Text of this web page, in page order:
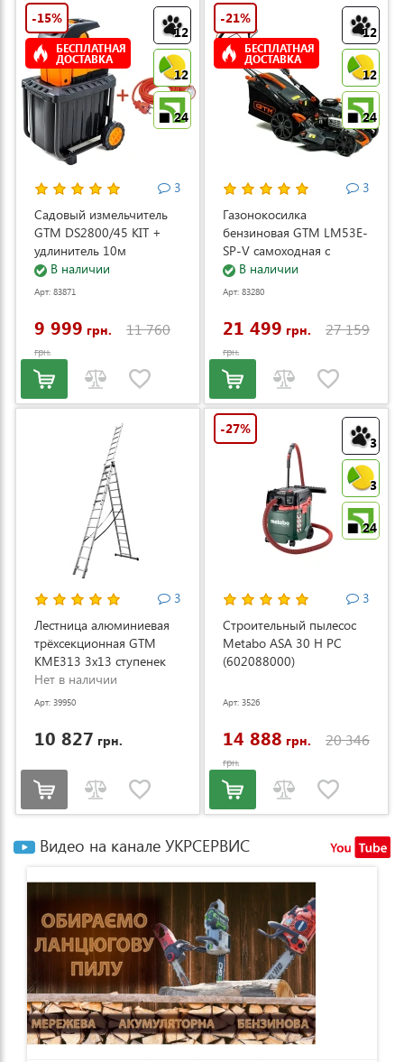
12
12
24
-15%
БЕСПЛАТНАЯ
ДОСТАВКА
3
Садовый измельчитель
GTM DS2800/45 KIT +
удлинитель 10м
(DS2800/45_KIT+ext.cord)
В наличии
Арт: 83871
9 999 грн. 11 760
грн.
12
12
24
-21%
БЕСПЛАТНАЯ
ДОСТАВКА
3
Газонокосилка
бензиновая GTM LM53E-
SP-V самоходная с
электростартером и
регулировкой скорости
В наличии
Арт: 83280
21 499 грн. 27 159
грн.
3
Лестница алюминиевая
трёхсекционная GTM
KME313 3x13 ступенек
3.53-8.93м (KME313)
Нет в наличии
Арт: 39950
10 827 грн.
3
3
24
-27%
3
Строительный пылесос
Metabo ASA 30 H PC
(602088000)
Арт: 3526
14 888 грн. 20 346
грн.
Видео на канале УКРСЕРВИС